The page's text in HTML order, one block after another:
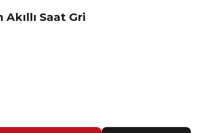
Saat Gri